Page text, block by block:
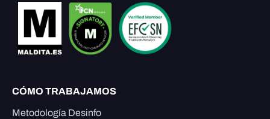
CÓMO TRABAJAMOS
Metodología Desinfo